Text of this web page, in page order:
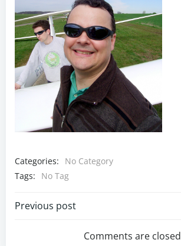
Categories:
No Category
Tags:
No Tag
Post
Previous post
Comments are closed